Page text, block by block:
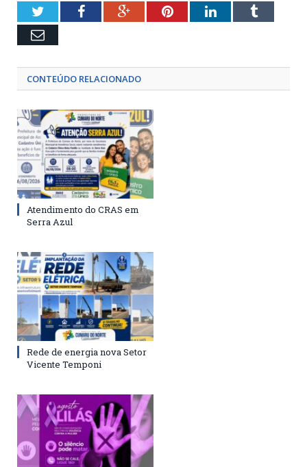
TwitterFacebookGoogle+PinterestLinkedInTumblr
Email
CONTEÚDO RELACIONADO
Atendimento do CRAS em
Serra Azul
Rede de energia nova Setor
Vicente Temponi